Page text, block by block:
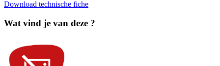
Download technische fiche
Wat vind je van deze ?